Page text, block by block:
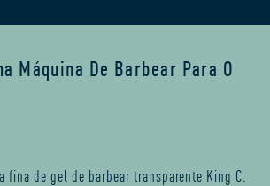
Máquina De Barbear Para O
fina de gel de barbear transparente King C.